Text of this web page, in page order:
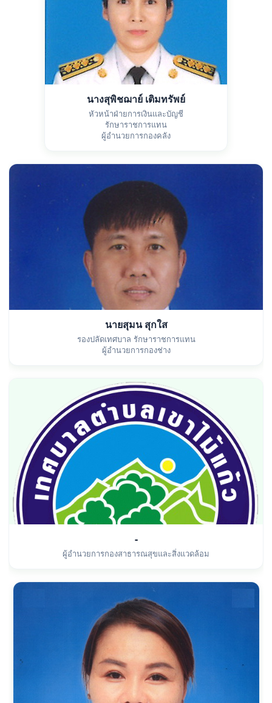
นางสุพิชฌาย์ เติมทรัพย์
หัวหน้าฝ่ายการเงินและบัญชี
รักษาราชการแทน
ผู้อำนวยการกองคลัง
นายสุมน สุกใส
รองปลัดเทศบาล รักษาราชการแทน
ผู้อำนวยการกองช่าง
-
ผู้อำนวยการกองสาธารณสุขและสิ่งแวดล้อม